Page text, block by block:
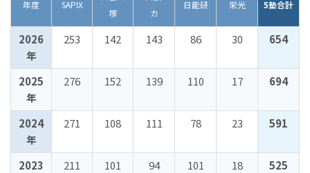
年度 SAPIX
塚
カ
日能研 栄光 5塾合計
2026
年
253 142 143 86 30 654
2025
年
276 152 139 110 17 694
2024
年
271 108 111 78 23 591
2023
211 101 94 101 18 525